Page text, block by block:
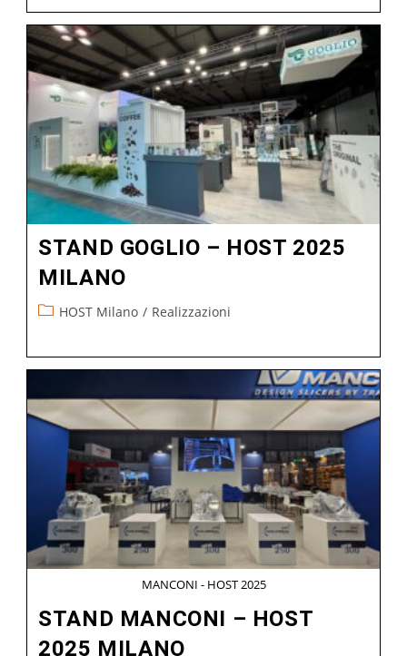
STAND GOGLIO – HOST 2025
MILANO
HOST Milano / Realizzazioni
MANCONI - HOST 2025
STAND MANCONI – HOST
2025 MILANO